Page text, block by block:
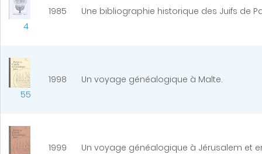
4
1985 Une bibliographie historique des Juifs de
55
1998 Un voyage généalogique à Malte.
1999 Un voyage généalogique à Jérusalem et